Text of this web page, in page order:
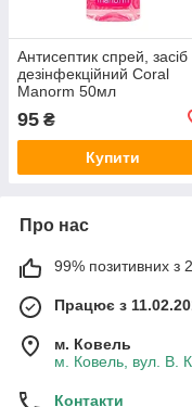
Антисептик спрей, засіб
дезінфекційний Coral
Manorm 50мл
95 ₴
Купити
Про нас
99% позитивних з
Працює з
м. Ковель
м. Ковель, вул. В.
Контакти